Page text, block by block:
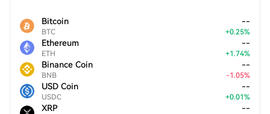
Bitcoin
BTC
--
+0.25%
Ethereum
ETH
--
+1.74%
Binance Coin
BNB
--
-1.05%
USD Coin
USDC
--
+0.01%
XRP --